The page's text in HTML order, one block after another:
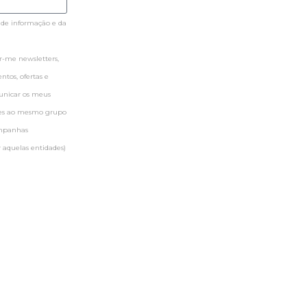
informação e da
me newsletters,
ofertas e
os meus
ao mesmo grupo
entidades)